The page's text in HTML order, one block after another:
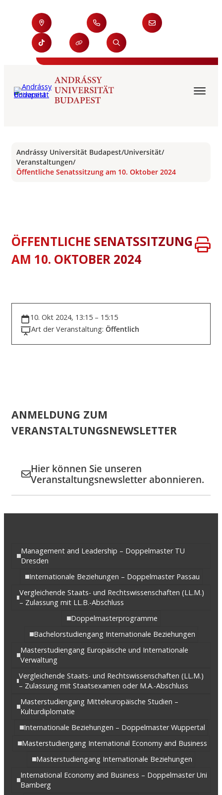
Andrássy Universität Budapest/Universität/
Veranstaltungen/
Öffentliche Senatssitzung am 10. Oktober 2024
ÖFFENTLICHE SENATSSITZUNG
AM 10. OKTOBER 2024
10. Okt 2024, 13:15 – 15:15
Art der Veranstaltung: Öffentlich
ANMELDUNG ZUM
VERANSTALTUNGSNEWSLETTER
Hier können Sie unseren
Veranstaltungsnewsletter abonnieren.
Management and Leadership – Doppelmaster TU
Dresden
Internationale Beziehungen – Doppelmaster Passau
Vergleichende Staats- und Rechtswissenschaften (LL.M.)
– Zulassung mit LL.B.-Abschluss
Doppelmasterprogramme
Bachelorstudiengang Internationale Beziehungen
Masterstudiengang Europäische und Internationale
Verwaltung
Vergleichende Staats- und Rechtswissenschaften (LL.M.)
– Zulassung mit Staatsexamen oder M.A.-Abschluss
Masterstudiengang Mitteleuropäische Studien –
Kulturdiplomatie
Internationale Beziehungen – Doppelmaster Wuppertal
Masterstudiengang International Economy and Business
Masterstudiengang Internationale Beziehungen
International Economy and Business – Doppelmaster Uni
Bamberg